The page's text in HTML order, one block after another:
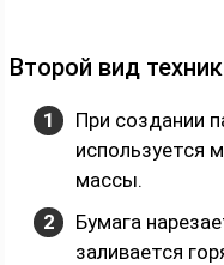
Второй вид
При создании
используется
массы.
Бумага
заливается